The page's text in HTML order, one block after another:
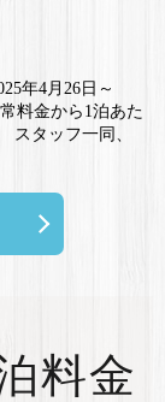
年4月26日～
料金から1泊あた
スタッフ一同、
料金